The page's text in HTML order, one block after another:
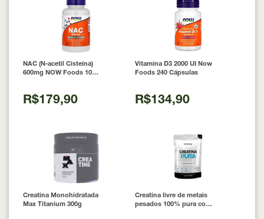
NAC (N-acetil Cisteína)
600mg NOW Foods 100
R$179,90
Vitamina D3 2000 UI Now
Foods 240 Cápsulas
R$134,90
Creatina Monohidratada
Max Titanium 300g
Creatina livre de metais
pesados 100% pura com